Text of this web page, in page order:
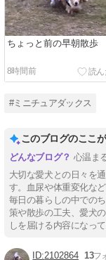
ちょっと前の早朝散歩
8時間前
#ミニチュアダックス
このブログのここ
心温ま
大切な愛犬との日々を
す。血尿や体重変化な
毎日の暮らしの中での
策や散歩の工夫、愛犬
しを届ける内容になって
2102864 13